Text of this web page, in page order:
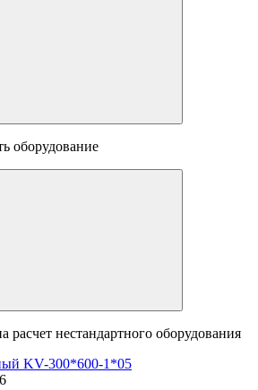
оборудование
расчет нестандартного оборудования
KV-300*600-1*05